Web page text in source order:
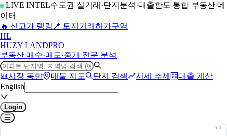
LIVE INTEL수도권 실거래·단지분석·대출한도 통합 부동산 데
이터
🔥 신고가 랭킹 📍 토지거래허가구역
HL
HUZY LANDPRO
부동산 매수·매도·중개 전문 분석
시장 동향 매물 지도 단지 검색 시세 추세
대출 계산
English
Login